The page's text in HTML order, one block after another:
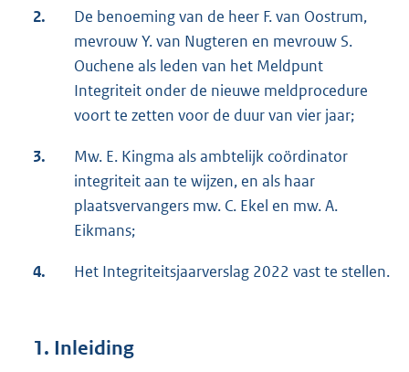
2.
De benoeming van de heer F. van Oostrum,
mevrouw Y. van Nugteren en mevrouw S.
Ouchene als leden van het Meldpunt
Integriteit onder de nieuwe meldprocedure
voort te zetten voor de duur van vier jaar;
3.
Mw. E. Kingma als ambtelijk coördinator
integriteit aan te wijzen, en als haar
plaatsvervangers mw. C. Ekel en mw. A.
Eikmans;
4. Het Integriteitsjaarverslag 2022 vast te stellen.
1. Inleiding